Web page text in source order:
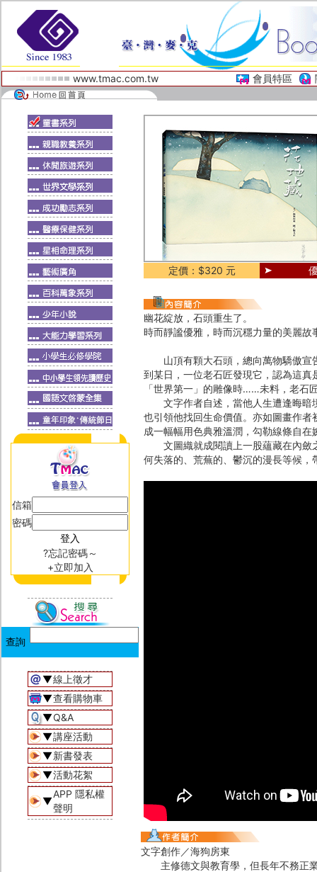
www.tmac.com.tw 會員特區
信箱
密碼
?忘記密碼～
+立即加入
▼線上徵才
▼查看購物車
▼Q&A
▼講座活動
▼新書發表
▼活動花絮
▼
APP 隱私權
聲明
定價：$320 元
幽花綻放，石頭重生了。
時而靜謐優雅，時而沉穩力量的美麗故
山頂有顆大石頭，總向萬物驕傲宣
到某日，一位老石匠發現它，認為這
「世界第一」的雕像時……未料，老石
文字作者自述，當他人生遭逢晦暗
也引領他找回生命價值。亦如圖畫作
成一幅幅用色典雅溫潤，勾勒線條自在
文圖織就成閱讀上一股蘊藏在內斂
何失落的、荒蕪的、鬱沉的漫長等候，
文字創作／海狗房東
主修德文與教育學，但長年不務正業